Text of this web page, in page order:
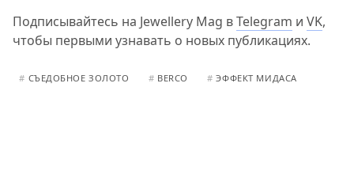
Подписывайтесь на Jewellery Mag вTelegram и VK,
чтобы первыми узнавать о новых публикациях.
# СЪЕДОБНОЕ ЗОЛОТО # BERCO # ЭФФЕКТ МИДАСА